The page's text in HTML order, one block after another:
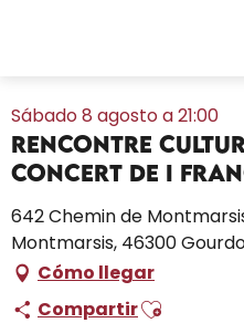
Sábado 8 agosto a 21:00
Rencontre
Concert de I
642 Chemin de
Montmarsis, 46300
Cómo llegar
CompartirAjouter aux